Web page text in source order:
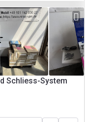
Schliess-System